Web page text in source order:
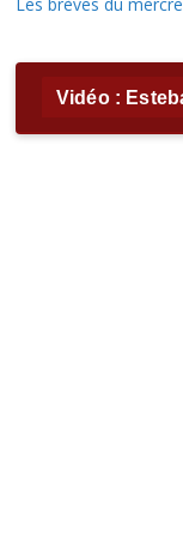
Vidéo :